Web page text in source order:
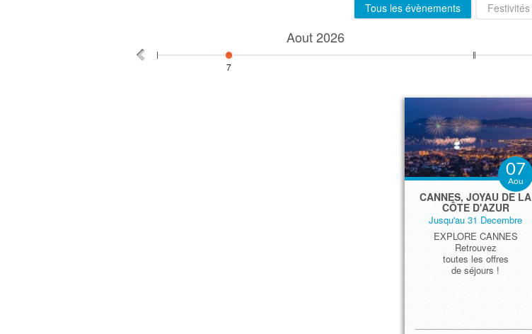
Tous les évènements Festivités
Aout2026
7
07
Aou
CANNES, JOYAU DE LA
CÔTE D'AZUR
Jusqu'au 31 Decembre
EXPLORE CANNES
Retrouvez
toutes les offres
de séjours !